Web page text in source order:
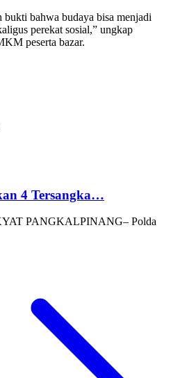
bukti bahwa budaya bisa menjadi
perekat sosial,” ungkap
peserta bazar.
4 Tersangka…
PANGKALPINANG– Polda